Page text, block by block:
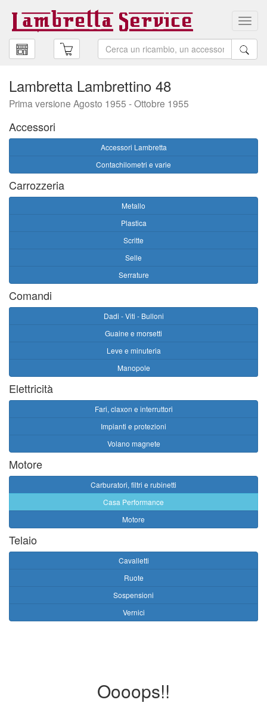
Lambretta Lambrettino 48
Prima versione Agosto 1955 - Ottobre 1955
Accessori
Accessori Lambretta
Contachilometri e varie
Carrozzeria
Metallo
Plastica
Scritte
Selle
Serrature
Comandi
Dadi - Viti - Bulloni
Guaine e morsetti
Leve e minuteria
Manopole
Elettricità
Fari, claxon e interruttori
Impianti e protezioni
Volano magnete
Motore
Carburatori, filtri e rubinetti
Casa Performance
Motore
Telaio
Cavalletti
Ruote
Sospensioni
Vernici
Oooops!!